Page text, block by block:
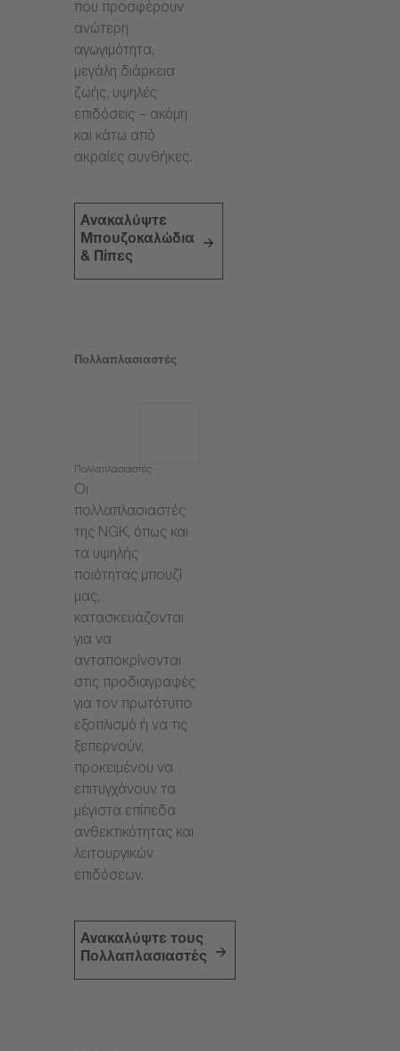
που προσφέρουν
ανώτερη
αγωγιμότητα,
μεγάλη διάρκεια
ζωής, υψηλές
επιδόσεις – ακόμη
και κάτω από
ακραίες συνθήκες.
Ανακαλύψτε
Μπουζοκαλώδια
& Πίπες
Πολλαπλασιαστές
Πολλαπλασιαστές
Οι
πολλαπλασιαστές
της NGK, όπως και
τα υψηλής
ποιότητας μπουζί
μας,
κατασκευάζονται
για να
ανταποκρίνονται
στις προδιαγραφές
για τον πρωτότυπο
εξοπλισμό ή να τις
ξεπερνούν,
προκειμένου να
επιτυγχάνουν τα
μέγιστα επίπεδα
ανθεκτικότητας και
λειτουργικών
επιδόσεων.
Ανακαλύψτε τους
Πολλαπλασιαστές